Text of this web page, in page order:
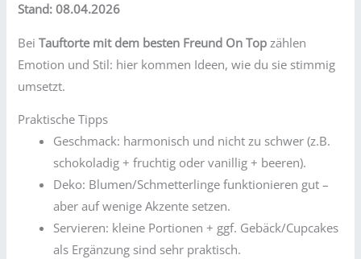
Stand: 08.04.2026
BeiTauftorte mit dem besten Freund On Top zählen
Emotion und Stil: hier kommen Ideen, wie du sie stimmig
umsetzt.
Praktische Tipps
Geschmack: harmonisch und nicht zu schwer (z.B.
schokoladig + fruchtig oder vanillig + beeren).
Deko: Blumen/Schmetterlinge funktionieren gut –
aber auf wenige Akzente setzen.
Servieren: kleine Portionen + ggf. Gebäck/Cupcakes
als Ergänzung sind sehr praktisch.